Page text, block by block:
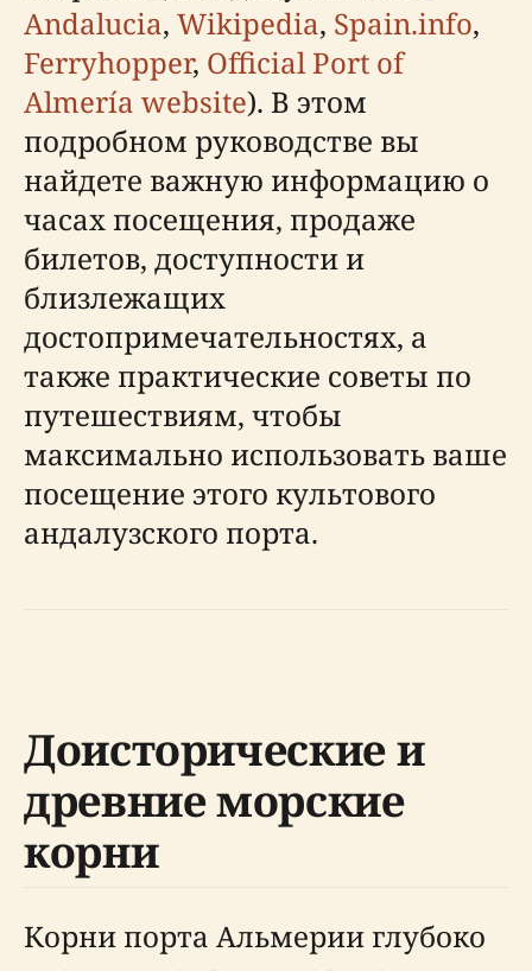
Andalucia, Wikipedia, Spain.info,
Ferryhopper, Official Port of
Almería website). В этом
подробном руководстве вы
найдете важную информацию о
часах посещения, продаже
билетов, доступности и
близлежащих
достопримечательностях, а
также практические советы по
путешествиям, чтобы
максимально использовать ваше
посещение этого культового
андалузского порта.
Доисторические и
древние морские
корни
Корни порта Альмерии глубоко